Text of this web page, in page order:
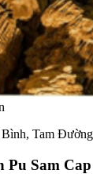
Tam
Pu Sam